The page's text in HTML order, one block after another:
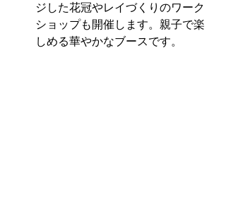
ジした花冠やレイづくりのワーク
ショップも開催します。親子で楽
しめる華やかなブースです。